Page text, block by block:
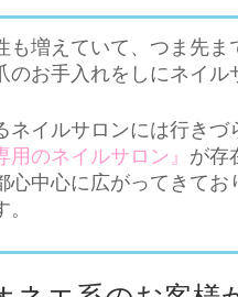
増えていて、つま先ま
お手入れをしにネイル
イルサロンには行きづ
用のネイルサロン』 が存
心中心に広がってきて